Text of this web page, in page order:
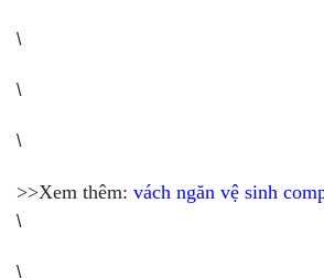
\
\
\
>>Xem thêm: vách ngăn vệ sinh
\
\